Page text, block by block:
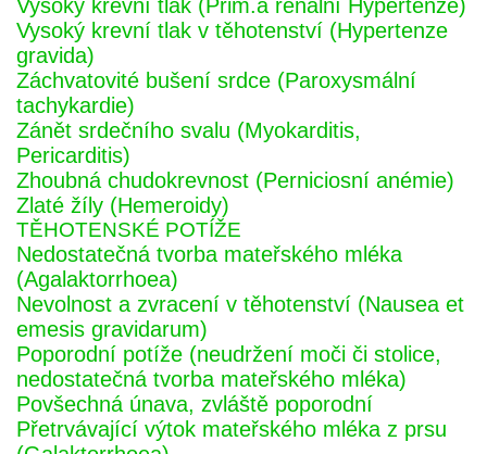
Vysoký krevní tlak (Prim.a renální Hypertenze)
Vysoký krevní tlak v těhotenství (Hypertenze
gravida)
Záchvatovité bušení srdce (Paroxysmální
tachykardie)
Zánět srdečního svalu (Myokarditis,
Pericarditis)
Zhoubná chudokrevnost (Perniciosní anémie)
Zlaté žíly (Hemeroidy)
TĚHOTENSKÉ POTÍŽE
Nedostatečná tvorba mateřského mléka
(Agalaktorrhoea)
Nevolnost a zvracení v těhotenství (Nausea et
emesis gravidarum)
Poporodní potíže (neudržení moči či stolice,
nedostatečná tvorba mateřského mléka)
Povšechná únava, zvláště poporodní
Přetrvávající výtok mateřského mléka z prsu